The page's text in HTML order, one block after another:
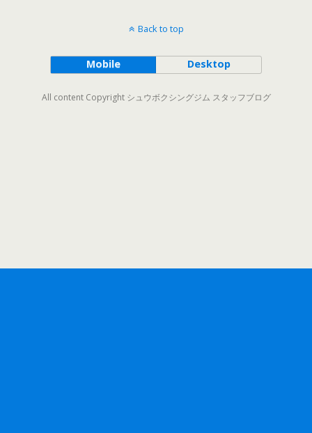
Back to top
Mobile Desktop
All content Copyright シュウボクシングジム スタッフブログ